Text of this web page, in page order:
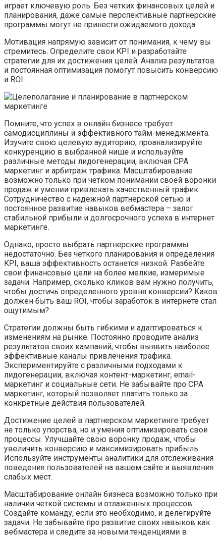
играет ключевую роль. Без четких финансовых целей и
планирования, даже самые перспективные партнерские
программы могут не принести ожидаемого дохода.
Мотивация напрямую зависит от понимания, к чему вы
стремитесь. Определите свои KPI и разработайте
стратегии для их достижения целей. Анализ результатов
и постоянная оптимизация помогут повысить конверсию
и ROI.
Помните, что успех в онлайн бизнесе требует
самодисциплины и эффективного тайм-менеджмента.
Изучите свою целевую аудиторию, проанализируйте
конкуренцию в выбранной нише и используйте
различные методы лидогенерации, включая CPA
маркетинг и арбитраж трафика. Масштабирование
возможно только при четком понимании своей воронки
продаж и умении привлекать качественный трафик.
Сотрудничество с надежной партнерской сетью и
постоянное развитие навыков вебмастера – залог
стабильной прибыли и долгосрочного успеха в интернет
маркетинге.
Однако, просто выбрать партнерские программы
недостаточно. Без четкого планирования и определения
KPI, ваша эффективность останется низкой. Разбейте
свои финансовые цели на более мелкие, измеримые
задачи. Например, сколько кликов вам нужно получить,
чтобы достичь определенного уровня конверсии? Каков
должен быть ваш ROI, чтобы заработок в интернете стал
ощутимым?
Стратегии должны быть гибкими и адаптироваться к
изменениям на рынке. Постоянно проводите анализ
результатов своих кампаний, чтобы выявить наиболее
эффективные каналы привлечения трафика.
Экспериментируйте с различными подходами к
лидогенерации, включая контент-маркетинг, email-
маркетинг и социальные сети. Не забывайте про CPA
маркетинг, который позволяет платить только за
конкретные действия пользователей.
Достижение целей в партнерском маркетинге требует
не только упорства, но и умения оптимизировать свои
процессы. Улучшайте свою воронку продаж, чтобы
увеличить конверсию и максимизировать прибыль.
Используйте инструменты аналитики для отслеживания
поведения пользователей на вашем сайте и выявления
слабых мест.
Масштабирование онлайн бизнеса возможно только при
наличии четкой системы и отлаженных процессов.
Создайте команду, если это необходимо, и делегируйте
задачи. Не забывайте про развитие своих навыков как
вебмастера и следите за новыми тенденциями в